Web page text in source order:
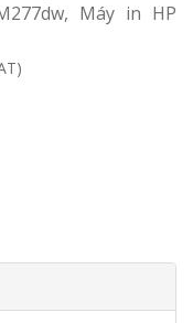
Máy in HP